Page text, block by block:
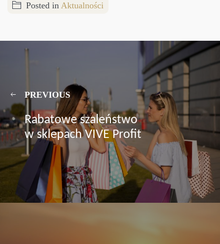
Posted in Aktualności
PREVIOUS
Rabatowe szaleństwo
w sklepach VIVE Profit